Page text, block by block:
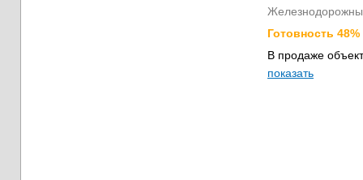
Готовность 48%
В продаже
показать